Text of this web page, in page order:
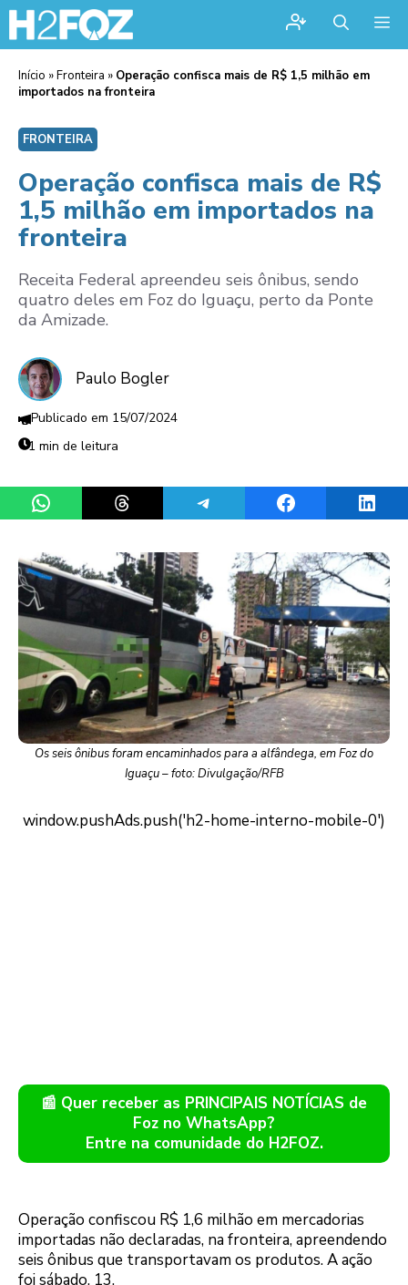
Início »Fronteira » Operação confisca mais de R$ 1,5 milhão em
importados na fronteira
FRONTEIRA
Operação confisca mais de R$
1,5 milhão em importados na
fronteira
Receita Federal apreendeu seis ônibus, sendo
quatro deles em Foz do Iguaçu, perto da Ponte
da Amizade.
Paulo Bogler
15/07/2024
1 min de leitura
Share on WhatsAppShare on ThreadsShare on TelegramShare on Facebook
Os seis ônibus foram encaminhados para a alfândega, em Foz do
Iguaçu – foto: Divulgação/RFB
📰 Quer receber as PRINCIPAIS NOTÍCIAS de
Foz no WhatsApp?
Entre na comunidade do H2FOZ.
Operação confiscou R$ 1,6 milhão em mercadorias
importadas não declaradas, na fronteira, apreendendo
seis ônibus que transportavam os produtos. A ação
foi sábado, 13.